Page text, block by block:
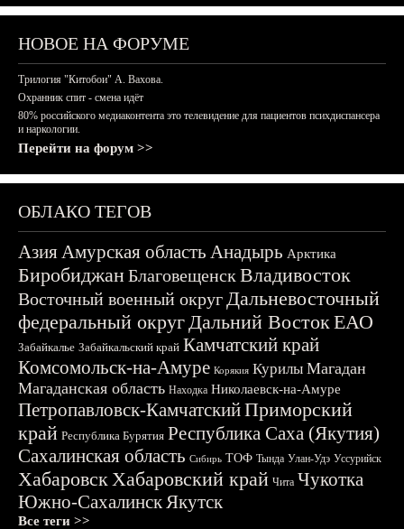
НОВОЕ НА ФОРУМЕ
Трилогия "Китобои" А. Вахова.
Охранник спит - смена идёт
80% российского медиаконтента это телевидение для пациентов психдиспансера
и наркологии.
Перейти на форум >>
ОБЛАКО ТЕГОВ
АзияАмурская область Анадырь Арктика
БиробиджанБлаговещенскВладивосток
Восточный военный округДальневосточный
федеральный округДальний ВостокЕАО
Забайкалье Забайкальский край Камчатский край
Комсомольск-на-Амуре Корякия Курилы Магадан
Магаданская область Находка Николаевск-на-Амуре
Петропавловск-КамчатскийПриморский
край Республика Бурятия Республика Саха (Якутия)
Сахалинская область Сибирь ТОФ Тында Улан-Удэ Уссурийск
ХабаровскХабаровский край Чита Чукотка
Южно-СахалинскЯкутск
Все теги >>